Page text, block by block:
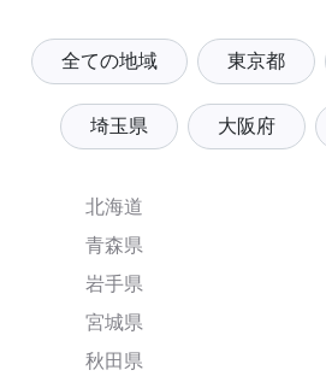
全ての地域 東京都
埼玉県 大阪府
北海道
青森県
岩手県
宮城県
秋田県